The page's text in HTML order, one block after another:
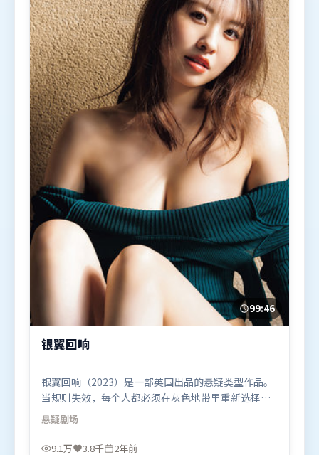
99:46
银翼回响
银翼回响（2023）是一部英国出品的悬疑类型作品。
当规则失效，每个人都必须在灰色地带里重新选择立
场与底线。动作场面设计讲究空间与节奏，文戏部分
同样扎实耐嚼。由让-皮埃尔·热内执导，杨紫、汤
唯、章子怡，李政宰、梁朝伟等联袂出演。影片于
悬疑剧场
9.1万 3.8千 2年前